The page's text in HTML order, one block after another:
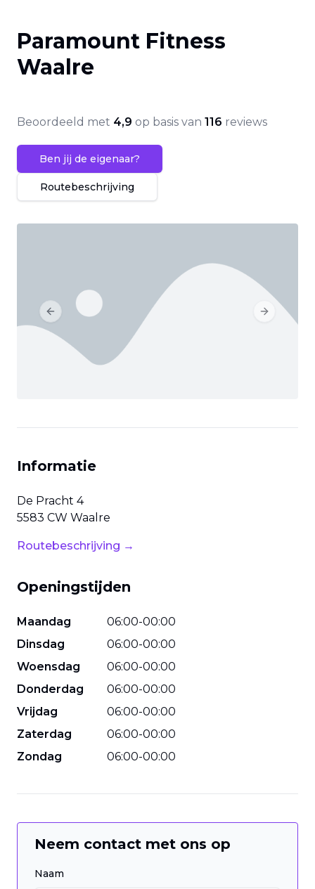
Paramount Fitness
Waalre
Beoordeeld met 4,9 op basis van 116 reviews
Ben jij de eigenaar?
Routebeschrijving
Previous slide Next slide
Informatie
De Pracht 4
5583 CW Waalre
Routebeschrijving →
Openingstijden
Maandag 06:00-00:00
Dinsdag
06:00-00:00
Woensdag
06:00-00:00
Donderdag
06:00-00:00
Vrijdag
06:00-00:00
Zaterdag
06:00-00:00
Zondag
06:00-00:00
Neem contact met ons op
Naam